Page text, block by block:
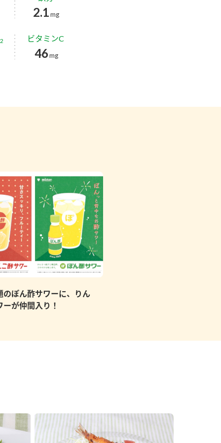
2.1mg
2 ビタミンC
46mg
のぽん酢サワーに、りん
ーが仲間入り！